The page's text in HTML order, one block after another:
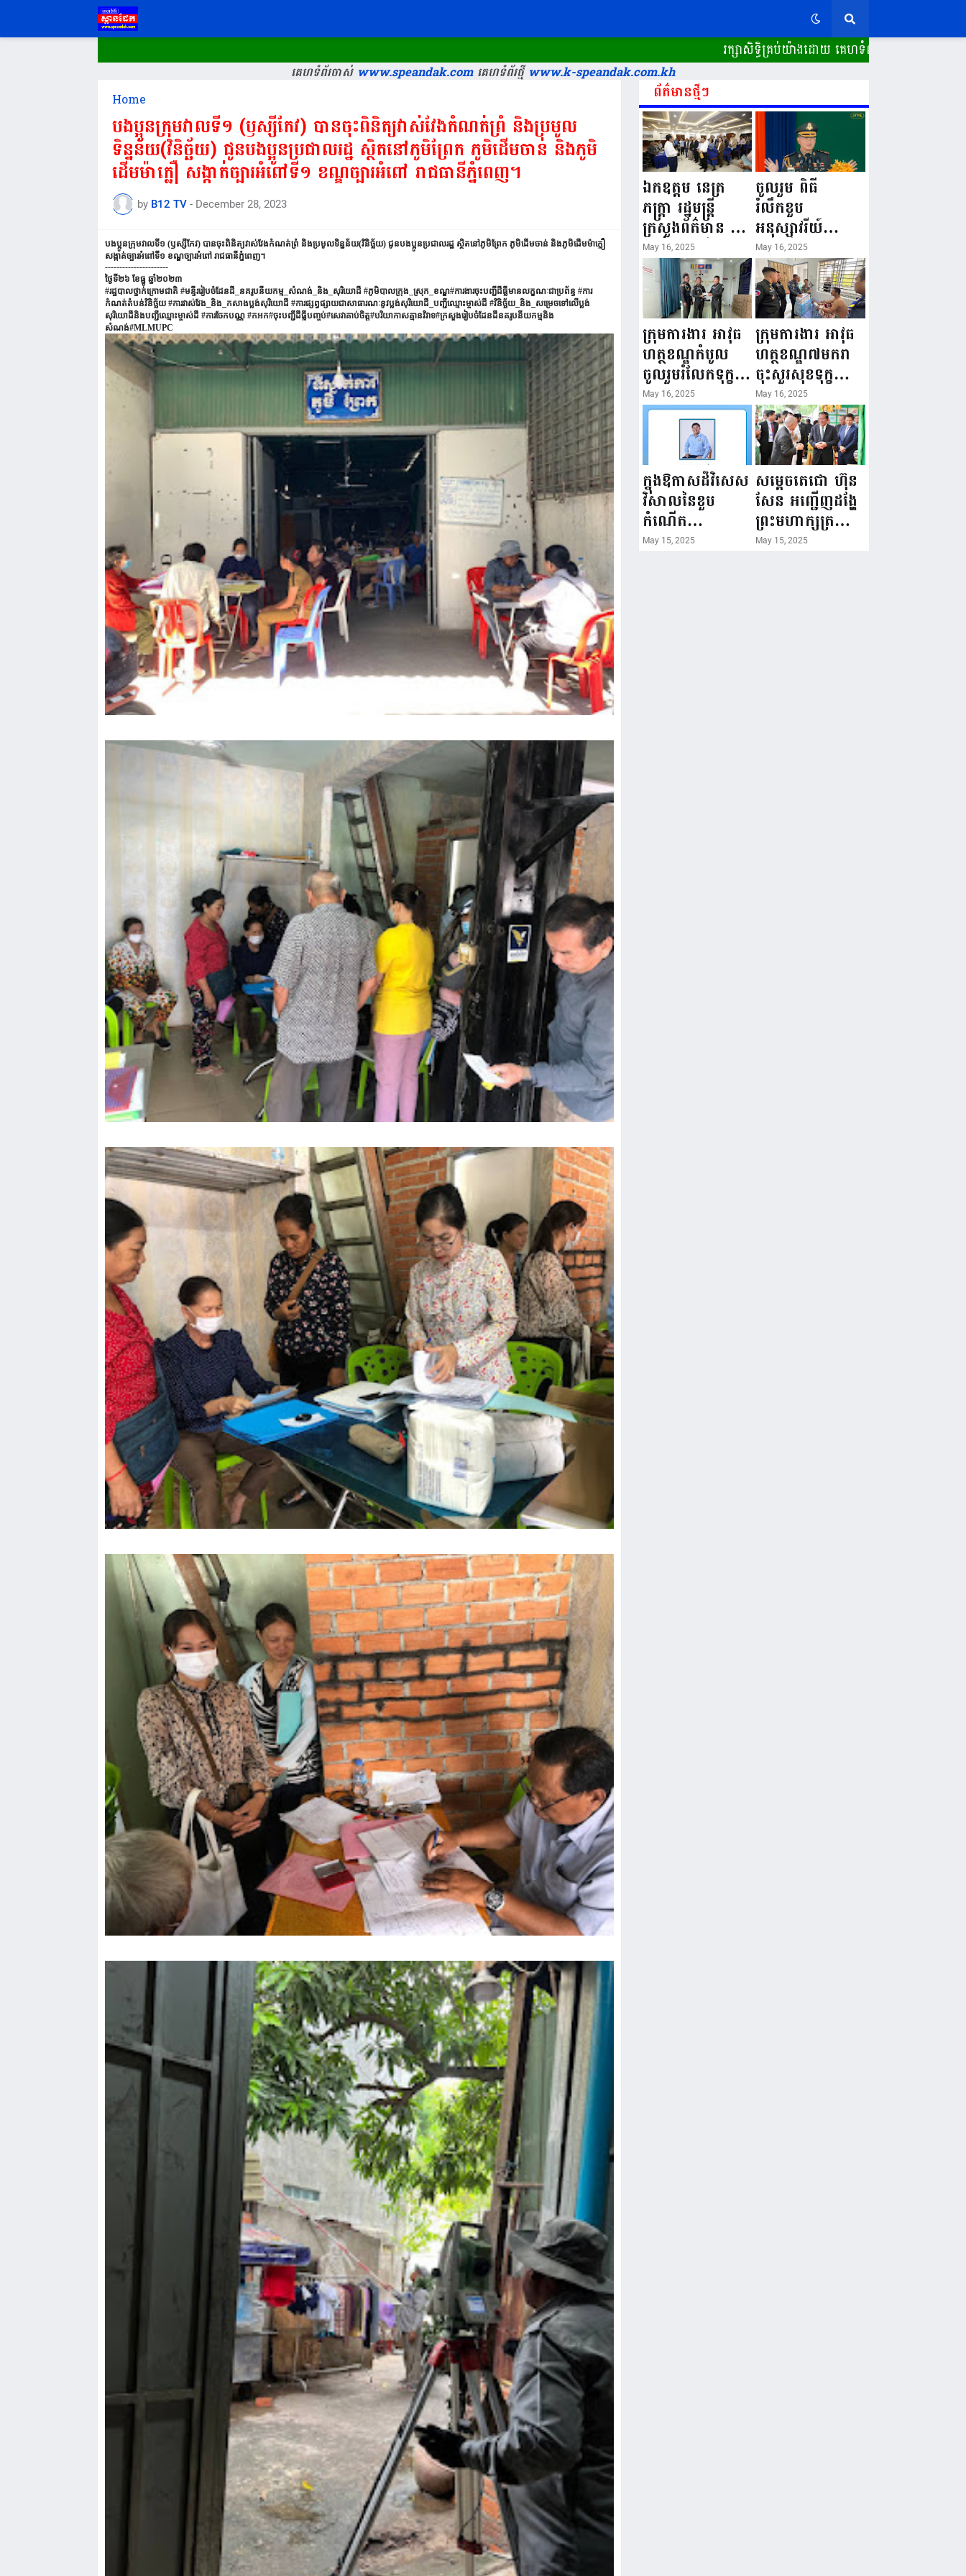
រក្សាសិទ្ធិគ្រប់យ៉ាងដោយ គេហទំព័រ ស្ពានដែក​
គេហទំព័រចាស់www.speandak.comគេហទំព័រថ្មីwww.k-speandak.com.kh
Home
បងប្អូន​ក្រុមវាលទី១​ (ឫស្សីកែវ)​ បានចុះពិនិត្យវាស់វែងកំណត់ព្រំ​ និងប្រមូល
ទិន្នន័យ(វិនិច្ឆ័យ) ជូនបងប្អូនប្រជាលរដ្ឋ​ ស្ថិតនៅភូមិព្រែក ភូមិដើមចាន់ និងភូមិ
ដើមម៉ាក្លឿ សង្កាត់ច្បារអំពៅទី១ ខណ្ឌច្បារអំពៅ រាជធានីភ្នំពេញ។
by B12 TV - December 28, 2023
បងប្អូន​ក្រុមវាលទី១​ (ឫស្សីកែវ)​ បានចុះពិនិត្យវាស់វែងកំណត់ព្រំ​ និងប្រមូលទិន្នន័យ(វិនិច្ឆ័យ) ជូនបងប្អូនប្រជាលរដ្ឋ​ ស្ថិតនៅភូមិព្រែក ភូមិដើមចាន់ និងភូមិដើមម៉ាក្លឿ
សង្កាត់ច្បារអំពៅទី១ ខណ្ឌច្បារអំពៅ រាជធានីភ្នំពេញ។
----------------------
ថ្ងៃទី​២៦ ខែ​ធ្នូ​ ឆ្នាំ​២០២៣
#រដ្ឋបាលថ្នាក់ក្រោមជាតិ​ #មន្ទីររៀបចំដែនដី_នគរូបនីយកម្ម_សំណង់_និង_សុរិយោដី​ #ភូមិបាលក្រុង_ស្រុក_ខណ្ឌ#ការងារចុះបញ្ជីដីធ្លីមានលក្ខណៈជាប្រព័ន្ធ #ការ
កំណត់តំបន់វិនិច្ឆ័យ #ការវាស់វែង_និង_កសាងប្លង់សុរិយោដី #ការផ្សព្វផ្សាយជាសាធារណៈនូវប្លង់សុរិយោដី_បញ្ជីឈ្មោះម្ចាស់ដី #វិនិច្ឆ័យ_និង_សម្រេចទៅលើប្លង់
សុរិយោដីនិងបញ្ជីឈ្មោះម្ចាស់ដី #ការចែកបណ្ណ #កអក#ចុះបញ្ជីដីធ្លីបញ្ចប់#សេវាគាប់ចិត្ត#បរិយាកាសគ្មានវិវាទ#ក្រសួងរៀបចំដែនដីនគរូបនីយកម្មនិង
សំណង់#MLMUPC
ព័ត៌មានថ្មីៗ
ឯកឧត្តម នេត្រ
ភក្ត្រា រដ្ឋមន្ត្រី
ក្រសួងព័ត៌មាន នៅ
រសៀលថ្ងៃទី១៦ ខែ
ឧសភា
ឆ្នាំ២០២៥នេះ
បានអញ្ជើញចុះធ្វើ
ជំរឿនថ្នាក់ដឹកនាំ
មន្ត្រីរាជការស៉ីវិល
នៃក្រសួងព័ត៌មាន...
May 16, 2025
ចូលរួម ពិធី
រំលឹកខួប
អនុស្សាវរីយ៍
លើកទី៨០ ថ្ងៃ
កំណើតនគរបាល
ជាតិកម្ពុជា “១៦
ឧសភា ១៩៤៥ ~
១៦ ឧសភា
២០២៥”...
May 16, 2025
ក្រុមការងារ អាវុធ
ហត្ថខណ្ឌកំបូល
ចូលរួមរំលែកទុក្ខ
ដល់គ្រួសារ
សមាជិក ដែល
ឪពុកក្មេករបស់
លោកទទួលមរណៈ
ភាព!
May 16, 2025
ក្រុមការងារ អាវុធ
ហត្ថខណ្ឌ៧មករា
ចុះសួរសុខទុក្ខ
សមាជិក ដែលជួប
គ្រោះថ្នាក់
ចរាចរណ៍ កំពុង
សម្រាកព្យាបាល
នៅមន្ទីរពេទ្យ!
May 16, 2025
ក្នុងឱកាសដ៏វិសេស
វិសាលនៃខួប
កំណើត
គម្រប់ខួប៤៤
May 15, 2025
សម្តេចតេជោ ហ៊ុន
សែន អញ្ជើញដង្ហែ
ព្រះមហាក្សត្រ
យាងទតការតាំង
May 15, 2025